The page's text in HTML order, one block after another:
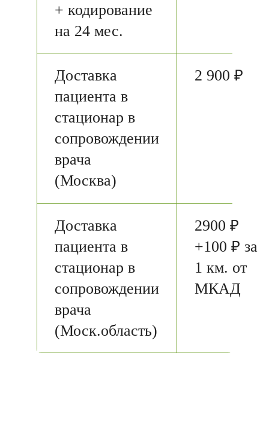
+ кодирование
на 24 мес.
Доставка
пациента в
стационар в
сопровождении
врача
(Москва)
2 900 ₽
Доставка
пациента в
стационар в
сопровождении
врача
(Моск.область)
2900 ₽
+100 ₽ за
1 км. от
МКАД